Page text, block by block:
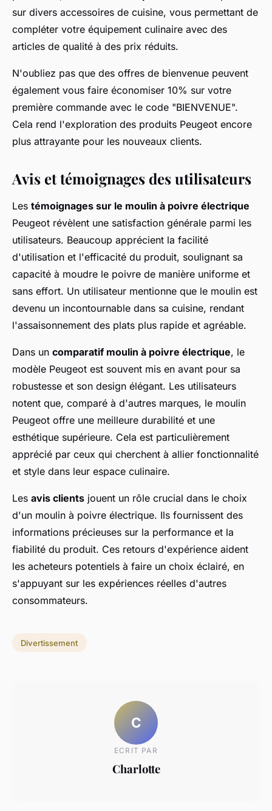
sur divers accessoires de cuisine, vous permettant de
compléter votre équipement culinaire avec des
articles de qualité à des prix réduits.
N'oubliez pas que des offres de bienvenue peuvent
également vous faire économiser 10% sur votre
première commande avec le code "BIENVENUE".
Cela rend l'exploration des produits Peugeot encore
plus attrayante pour les nouveaux clients.
Avis et témoignages des utilisateurs
Les témoignages sur le moulin à poivre électrique
Peugeot révèlent une satisfaction générale parmi les
utilisateurs. Beaucoup apprécient la facilité
d'utilisation et l'efficacité du produit, soulignant sa
capacité à moudre le poivre de manière uniforme et
sans effort. Un utilisateur mentionne que le moulin est
devenu un incontournable dans sa cuisine, rendant
l'assaisonnement des plats plus rapide et agréable.
Dans un comparatif moulin à poivre électrique, le
modèle Peugeot est souvent mis en avant pour sa
robustesse et son design élégant. Les utilisateurs
notent que, comparé à d'autres marques, le moulin
Peugeot offre une meilleure durabilité et une
esthétique supérieure. Cela est particulièrement
apprécié par ceux qui cherchent à allier fonctionnalité
et style dans leur espace culinaire.
Les avis clients jouent un rôle crucial dans le choix
d'un moulin à poivre électrique. Ils fournissent des
informations précieuses sur la performance et la
fiabilité du produit. Ces retours d'expérience aident
les acheteurs potentiels à faire un choix éclairé, en
s'appuyant sur les expériences réelles d'autres
consommateurs.
Divertissement
C
ECRIT PAR
Charlotte